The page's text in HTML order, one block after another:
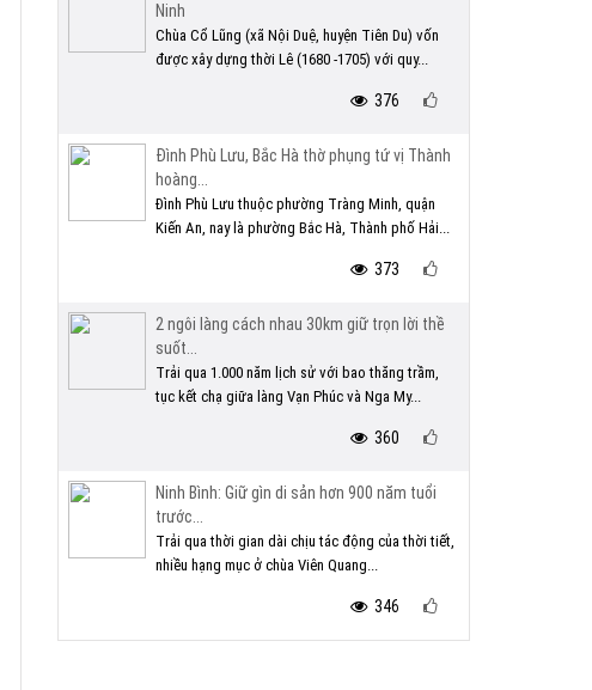
Ninh
Chùa Cổ Lũng (xã Nội Duệ, huyện Tiên Du) vốn
được xây dựng thời Lê (1680 -1705) với quy...
376
Đình Phù Lưu, Bắc Hà thờ phụng tứ vị Thành
hoàng...
Đình Phù Lưu thuộc phường Tràng Minh, quận
Kiến An, nay là phường Bắc Hà, Thành phố Hải...
373
2 ngôi làng cách nhau 30km giữ trọn lời thề
suốt...
Trải qua 1.000 năm lịch sử với bao thăng trầm,
tục kết chạ giữa làng Vạn Phúc và Nga My...
360
Ninh Bình: Giữ gìn di sản hơn 900 năm tuổi
trước...
Trải qua thời gian dài chịu tác động của thời tiết,
nhiều hạng mục ở chùa Viên Quang...
346